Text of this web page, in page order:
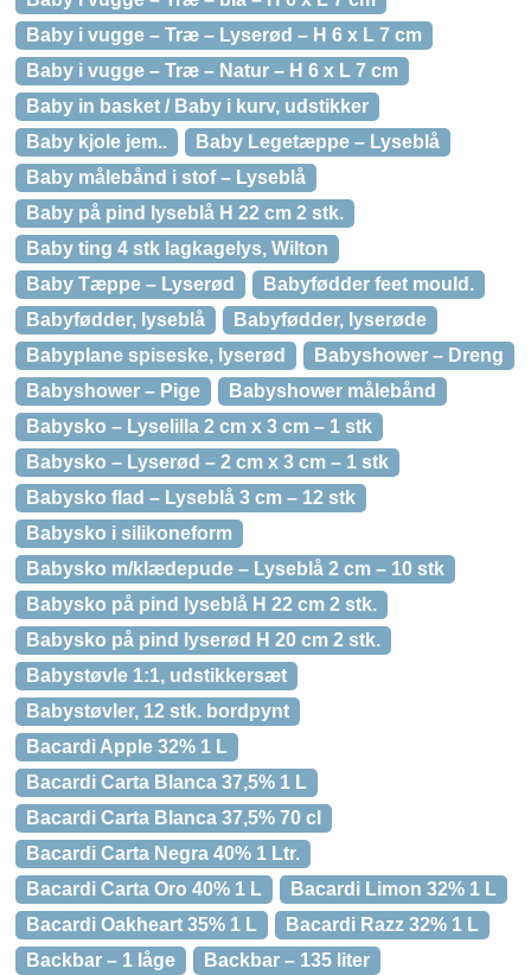
Baby i vugge – Træ – Lyserød – H 6 x L 7 cm
Baby i vugge – Træ – Natur – H 6 x L 7 cm
Baby in basket / Baby i kurv, udstikker
Baby kjole jem..
Baby Legetæppe – Lyseblå
Baby målebånd i stof – Lyseblå
Baby på pind lyseblå H 22 cm 2 stk.
Baby ting 4 stk lagkagelys, Wilton
Baby Tæppe – Lyserød
Babyfødder feet mould.
Babyfødder, lyseblå
Babyfødder, lyserøde
Babyplane spiseske, lyserød
Babyshower – Dreng
Babyshower – Pige
Babyshower målebånd
Babysko – Lyselilla 2 cm x 3 cm – 1 stk
Babysko – Lyserød – 2 cm x 3 cm – 1 stk
Babysko flad – Lyseblå 3 cm – 12 stk
Babysko i silikoneform
Babysko m/klædepude – Lyseblå 2 cm – 10 stk
Babysko på pind lyseblå H 22 cm 2 stk.
Babysko på pind lyserød H 20 cm 2 stk.
Babystøvle 1:1, udstikkersæt
Babystøvler, 12 stk. bordpynt
Bacardi Apple 32% 1 L
Bacardi Carta Blanca 37,5% 1 L
Bacardi Carta Blanca 37,5% 70 cl
Bacardi Carta Negra 40% 1 Ltr.
Bacardi Carta Oro 40% 1 L
Bacardi Limon 32% 1 L
Bacardi Oakheart 35% 1 L
Bacardi Razz 32% 1 L
Backbar – 1 låge
Backbar – 135 liter